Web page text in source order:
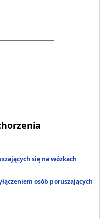
się na wózkach
osób poruszających